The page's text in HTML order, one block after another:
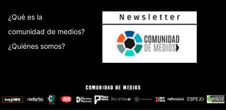
¿Qué es la
comunidad de medios?
¿Quiénes somos?